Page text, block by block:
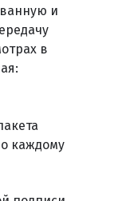
и
в
каждому